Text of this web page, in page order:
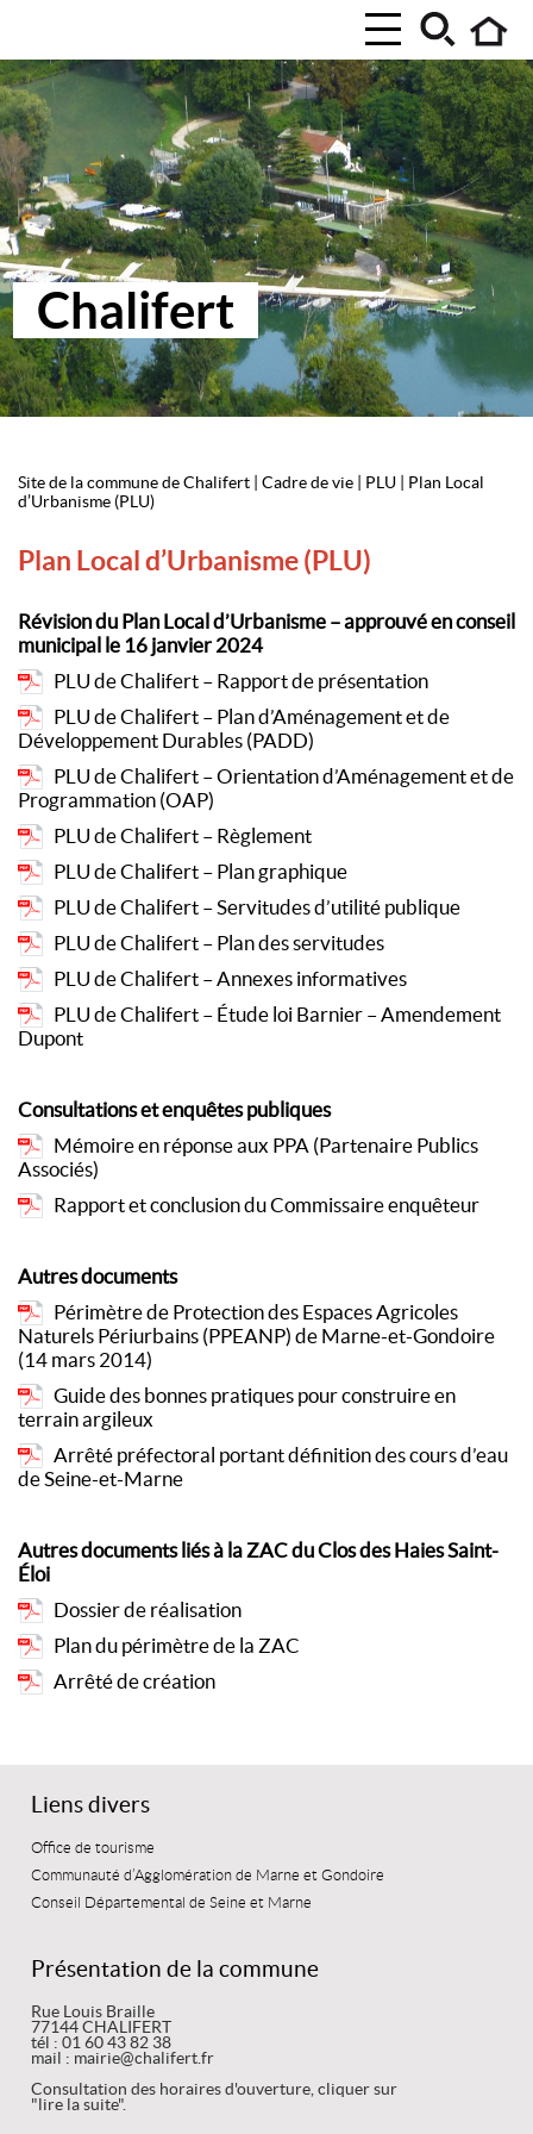
Chalifert
Site de la commune de Chalifert Cadre de vie PLU
Plan Local
d’Urbanisme (PLU)
Plan Local d’Urbanisme (PLU)
Révision du Plan Local d’Urbanisme – approuvé en conseil
municipal le 16 janvier 2024
PLU de Chalifert – Rapport de présentation
PLU de Chalifert – Plan d’Aménagement et de
Développement Durables (PADD)
PLU de Chalifert – Orientation d’Aménagement et de
Programmation (OAP)
PLU de Chalifert – Règlement
PLU de Chalifert – Plan graphique
PLU de Chalifert – Servitudes d’utilité publique
PLU de Chalifert – Plan des servitudes
PLU de Chalifert – Annexes informatives
PLU de Chalifert – Étude loi Barnier – Amendement
Dupont
Consultations et enquêtes publiques
Mémoire en réponse aux PPA (Partenaire Publics
Associés)
Rapport et conclusion du Commissaire enquêteur
Autres documents
Périmètre de Protection des Espaces Agricoles
Naturels Périurbains (PPEANP) de Marne-et-Gondoire
(14 mars 2014)
Guide des bonnes pratiques pour construire en
terrain argileux
Arrêté préfectoral portant définition des cours d’eau
de Seine-et-Marne
Autres documents liés à la ZAC du Clos des Haies Saint-
Éloi
Dossier de réalisation
Plan du périmètre de la ZAC
Arrêté de création
Liens divers
Office de tourisme
Communauté d’Agglomération de Marne et Gondoire
Conseil Départemental de Seine et Marne
Présentation de la commune
Rue Louis Braille
77144 CHALIFERT
tél : 01 60 43 82 38
mail : mairie@chalifert.fr
Consultation des horaires d'ouverture, cliquer sur
"lire la suite".